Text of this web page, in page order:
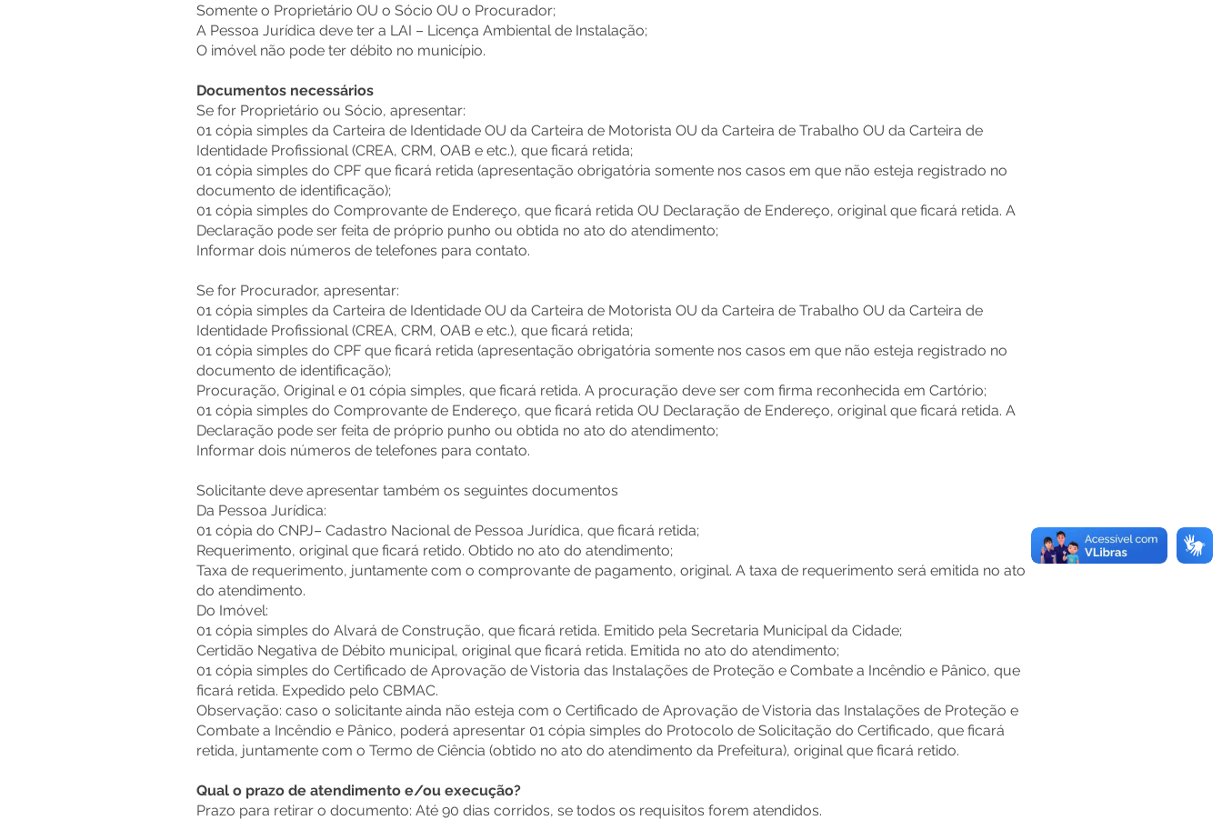
Somente o Proprietário OU o Sócio OU o Procurador;
A Pessoa Jurídica deve ter a LAI – Licença Ambiental de Instalação;
O imóvel não pode ter débito no município.
Documentos necessários
Se for Proprietário ou Sócio, apresentar:
01 cópia simples da Carteira de Identidade OU da Carteira de Motorista OU da Carteira de Trabalho OU da Carteira de
Identidade Profissional (CREA, CRM, OAB e etc.), que ficará retida;
01 cópia simples do CPF que ficará retida (apresentação obrigatória somente nos casos em que não esteja registrado no
documento de identificação);
01 cópia simples do Comprovante de Endereço, que ficará retida OU Declaração de Endereço, original que ficará retida. A
Declaração pode ser feita de próprio punho ou obtida no ato do atendimento;
Informar dois números de telefones para contato.
Se for Procurador, apresentar:
01 cópia simples da Carteira de Identidade OU da Carteira de Motorista OU da Carteira de Trabalho OU da Carteira de
Identidade Profissional (CREA, CRM, OAB e etc.), que ficará retida;
01 cópia simples do CPF que ficará retida (apresentação obrigatória somente nos casos em que não esteja registrado no
documento de identificação);
Procuração, Original e 01 cópia simples, que ficará retida. A procuração deve ser com firma reconhecida em Cartório;
01 cópia simples do Comprovante de Endereço, que ficará retida OU Declaração de Endereço, original que ficará retida. A
Declaração pode ser feita de próprio punho ou obtida no ato do atendimento;
Informar dois números de telefones para contato.
Solicitante deve apresentar também os seguintes documentos
Da Pessoa Jurídica:
01 cópia do CNPJ– Cadastro Nacional de Pessoa Jurídica, que ficará retida;
Requerimento, original que ficará retido. Obtido no ato do atendimento;
Taxa de requerimento, juntamente com o comprovante de pagamento, original. A taxa de requerimento será emitida no ato
do atendimento.
Do Imóvel:
01 cópia simples do Alvará de Construção, que ficará retida. Emitido pela Secretaria Municipal da Cidade;
Certidão Negativa de Débito municipal, original que ficará retida. Emitida no ato do atendimento;
01 cópia simples do Certificado de Aprovação de Vistoria das Instalações de Proteção e Combate a Incêndio e Pânico, que
ficará retida. Expedido pelo CBMAC.
Observação: caso o solicitante ainda não esteja com o Certificado de Aprovação de Vistoria das Instalações de Proteção e
Combate a Incêndio e Pânico, poderá apresentar 01 cópia simples do Protocolo de Solicitação do Certificado, que ficará
retida, juntamente com o Termo de Ciência (obtido no ato do atendimento da Prefeitura), original que ficará retido.
Qual o prazo de atendimento e/ou execução?
Prazo para retirar o documento: Até 90 dias corridos, se todos os requisitos forem atendidos.